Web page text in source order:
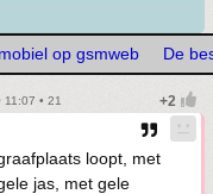
op gsmweb De
• 21
loopt, met
jas, met gele